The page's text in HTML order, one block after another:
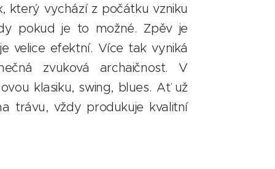
který vychází z počátku vzniku
pokud je to možné. Zpěv je
velice efektní. Více tak vyniká
zvuková archaičnost. V
klasiku, swing, blues. Ať už
trávu, vždy produkuje kvalitní